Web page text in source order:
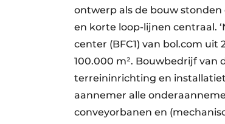
ontwerp als de bouw
en korte loop-lijnen centraal.
center (BFC1) van bol.com
100.000 m². Bouwbedrijf van
terreininrichting en
aannemer alle
conveyorbanen en